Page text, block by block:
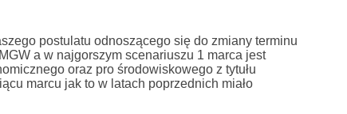
postulatu odnoszącego się do zmiany terminu
a w najgorszym scenariuszu 1 marca jest
oraz pro środowiskowego z tytułu
marcu jak to w latach poprzednich miało